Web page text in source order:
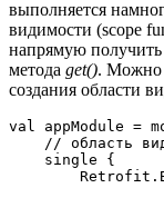
выполняется
видимости (scope
напрямую
метода get(). Можно
создания области
val appModule =
// область
    single {